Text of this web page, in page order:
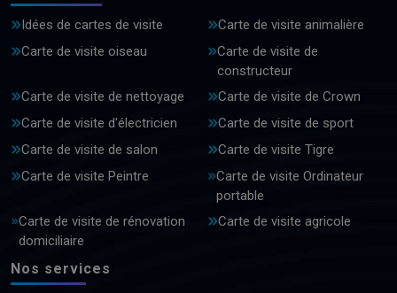
Idées de cartes de visite
Carte de visite animalière
Carte de visite oiseau
Carte de visite de
constructeur
Carte de visite de nettoyage
Carte de visite de Crown
Carte de visite d'électricien
Carte de visite de sport
Carte de visite de salon
Carte de visite Tigre
Carte de visite Peintre
Carte de visite Ordinateur
portable
Carte de visite de rénovation
domiciliaire
Carte de visite agricole
Nos services